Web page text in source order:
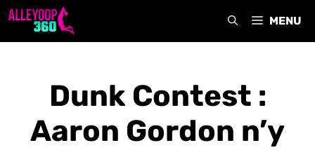
Aller
MENU
Dunk Contest :
Aaron Gordon n’y